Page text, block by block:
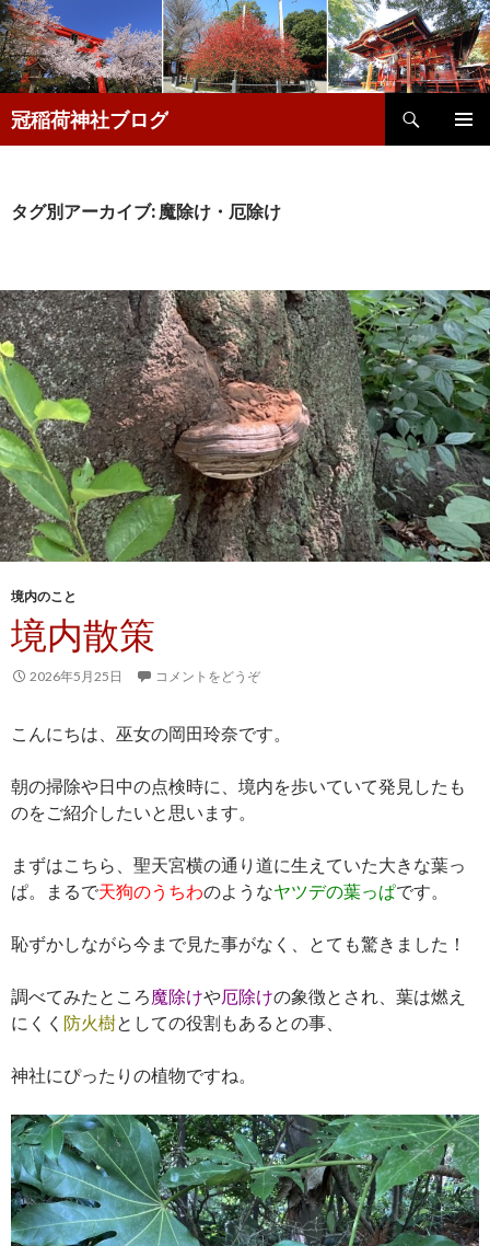
冠稲荷神社ブログ
索
ン
動
タグ別アーカイブ: 魔除け・厄除け
境内のこと
境内散策
2026年5月25日 コメントをどうぞ
こんにちは、巫女の岡田玲奈です。
朝の掃除や日中の点検時に、境内を歩いていて発見したも
のをご紹介したいと思います。
まずはこちら、聖天宮横の通り道に生えていた大きな葉っ
ぱ。まるで天狗のうちわのようなヤツデの葉っぱです。
恥ずかしながら今まで見た事がなく、とても驚きました！
調べてみたところ魔除けや厄除けの象徴とされ、葉は燃え
にくく 防火樹としての役割もあるとの事、
神社にぴったりの植物ですね。